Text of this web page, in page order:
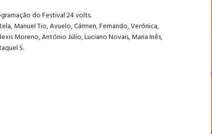
do Festival 24 volts.
Manuel Tio, Avuelo, Cármen, Fernando, Verónica,
Moreno, António Júlio, Luciano Novais, Maria Inês,
S.